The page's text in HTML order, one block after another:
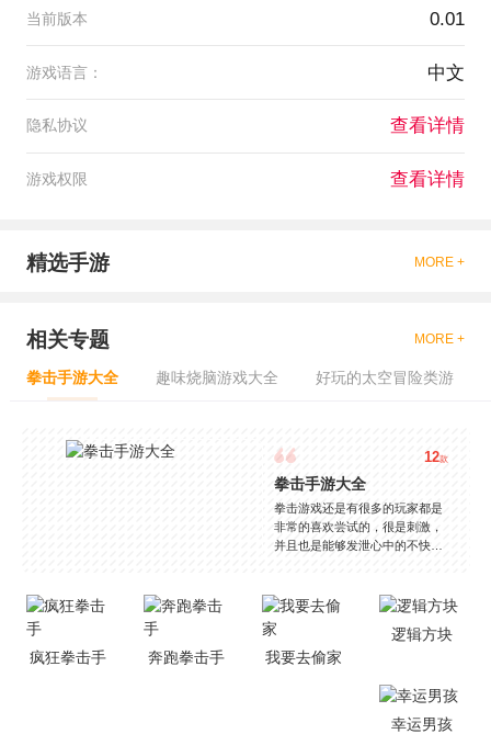
当前版本 0.01
游戏语言： 中文
隐私协议 查看详情
游戏权限 查看详情
精选手游 MORE +
相关专题 MORE +
拳击手游大全 趣味烧脑游戏大全 好玩的太空冒险类游
12款
拳击手游大全
拳击游戏还是有很多的玩家都是
非常的喜欢尝试的，很是刺激，
并且也是能够发泄心中的不快
是一些格斗的游戏，其实是非常
的有趣，也是相当的刺激的，游
戏中是有一些不同的场景都是能
够去进行体验的，我们也是能够
就是收集了一些有意思的拳击游
戏，相信你们一定会喜欢的。
疯狂拳击手 奔跑拳击手 我要去偷家
逻辑方块
幸运男孩